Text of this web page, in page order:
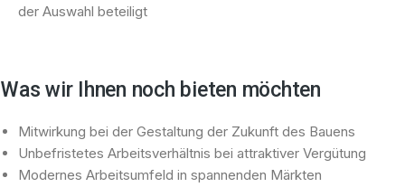
der Auswahl beteiligt
Was wir Ihnen noch bieten möchten
Mitwirkung bei der Gestaltung der Zukunft des Bauens
Unbefristetes Arbeitsverhältnis bei attraktiver Vergütung
Modernes Arbeitsumfeld in spannenden Märkten